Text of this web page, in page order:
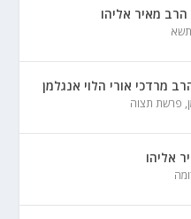
מאיר אליהו
מרדכי אורי הלוי אנגלמן
, פרשת תצוה
אליהו